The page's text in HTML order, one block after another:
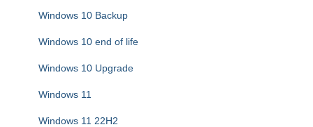
Windows 10 Backup
Windows 10 end of life
Windows 10 Upgrade
Windows 11
Windows 11 22H2